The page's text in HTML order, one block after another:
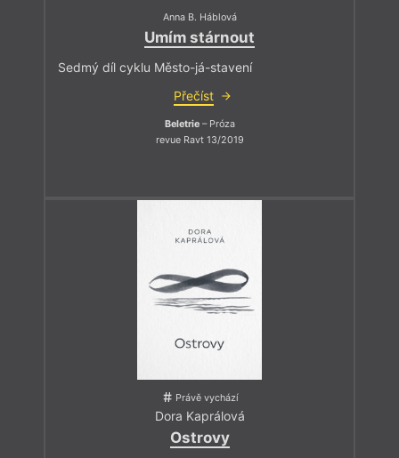
Anna B. Háblová
Umím stárnout
Sedmý díl cyklu Město-já-stavení
Přečíst
Beletrie– Próza
revue Ravt 13/2019
Právě vychází
Dora Kaprálová
Ostrovy